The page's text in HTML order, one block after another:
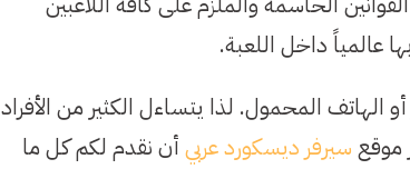
عالمياً داخل اللعبة.
المحمول. لذا يتساءل الكثير من الأفراد
موقع سيرفر ديسكورد عربي أن نقدم لكم كل ما